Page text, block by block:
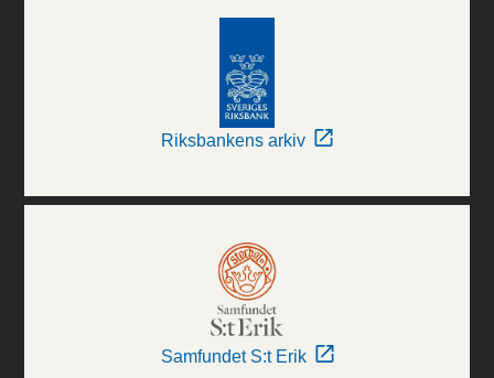
Riksbankens arkiv
Samfundet S:t Erik